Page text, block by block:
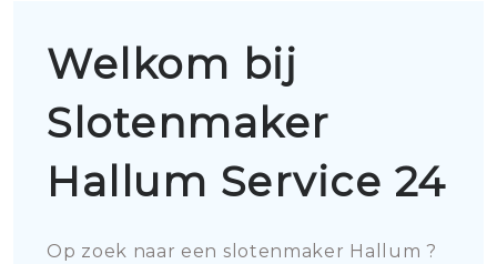
Welkom bij
Slotenmaker
Hallum Service 24
Op zoek naar een slotenmaker Hallum ?